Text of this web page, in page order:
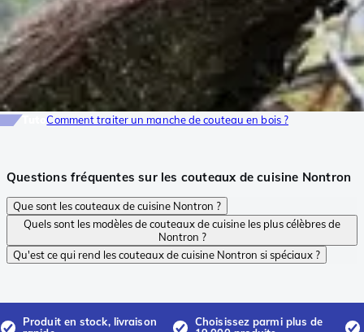
TutoComment traiter un manche de couteau en bois ?
Questions fréquentes sur les couteaux de cuisine Nontron
Que sont les couteaux de cuisine Nontron ?
Quels sont les modèles de couteaux de cuisine les plus célèbres de
Nontron ?
Qu'est ce qui rend les couteaux de cuisine Nontron si spéciaux ?
Produit en stock, livraison
Choisissez parmi plus de